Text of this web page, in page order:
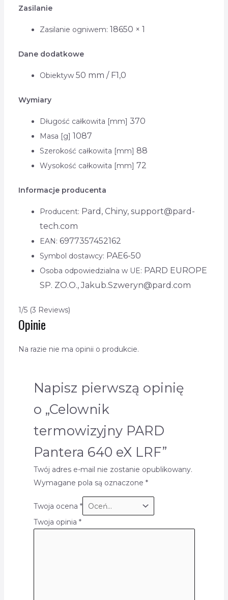
Zasilanie
Zasilanie ogniwem: 18650 × 1
Dane dodatkowe
Obiektyw 50 mm / F1,0
Wymiary
Długość całkowita [mm] 370
Masa [g] 1087
Szerokość całkowita [mm] 88
Wysokość całkowita [mm] 72
Informacje producenta
Producent: Pard, Chiny, support@pard-
tech.com
EAN: 6977357452162
Symbol dostawcy: PAE6-50
Osoba odpowiedzialna w UE: PARD EUROPE
SP. ZO.O., Jakub.Szweryn@pard.com
1/5 (3 Reviews)
Opinie
Na razie nie ma opinii o produkcie.
Napisz pierwszą opinię
o „Celownik
termowizyjny PARD
Pantera 640 eX LRF”
Twój adres e-mail nie zostanie opublikowany.
Wymagane pola są oznaczone *
Twoja ocena *
Twoja opinia *